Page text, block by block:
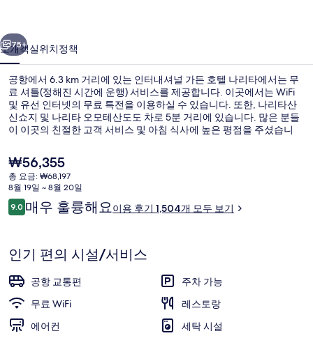
호
텔
나
리
타
의
사
진
갤
리
75+
소개객실위치정책
공항에서 6.3 km 거리에 있는 인터내셔널 가든 호텔 나리타에서는 무
료 셔틀(정해진 시간에 운행) 서비스를 제공합니다. 이곳에서는 WiFi
및 유선 인터넷의 무료 특전을 이용하실 수 있습니다. 또한, 나리타산
신쇼지 및 나리타 오모테산도도 차로 5분 거리에 있습니다. 많은 분들
이 이곳의 친절한 고객 서비스 및 아침 식사에 높은 평점을 주셨습니
현
재
가
격
은
₩56,355
총 요금: ₩68,197
8월 19일 ~ 8월 20일
이
용
기
9.010점 만점 중 9.0점.
매우 훌륭해요이용 후기 1,504개 모두 보기
인기 편의 시설/서비스
공항 교통편
주차 가능
무료 WiFi
레스토랑
에어컨
세탁 시설